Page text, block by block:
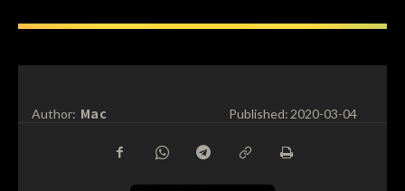
Author: Mac Published:2020-03-04